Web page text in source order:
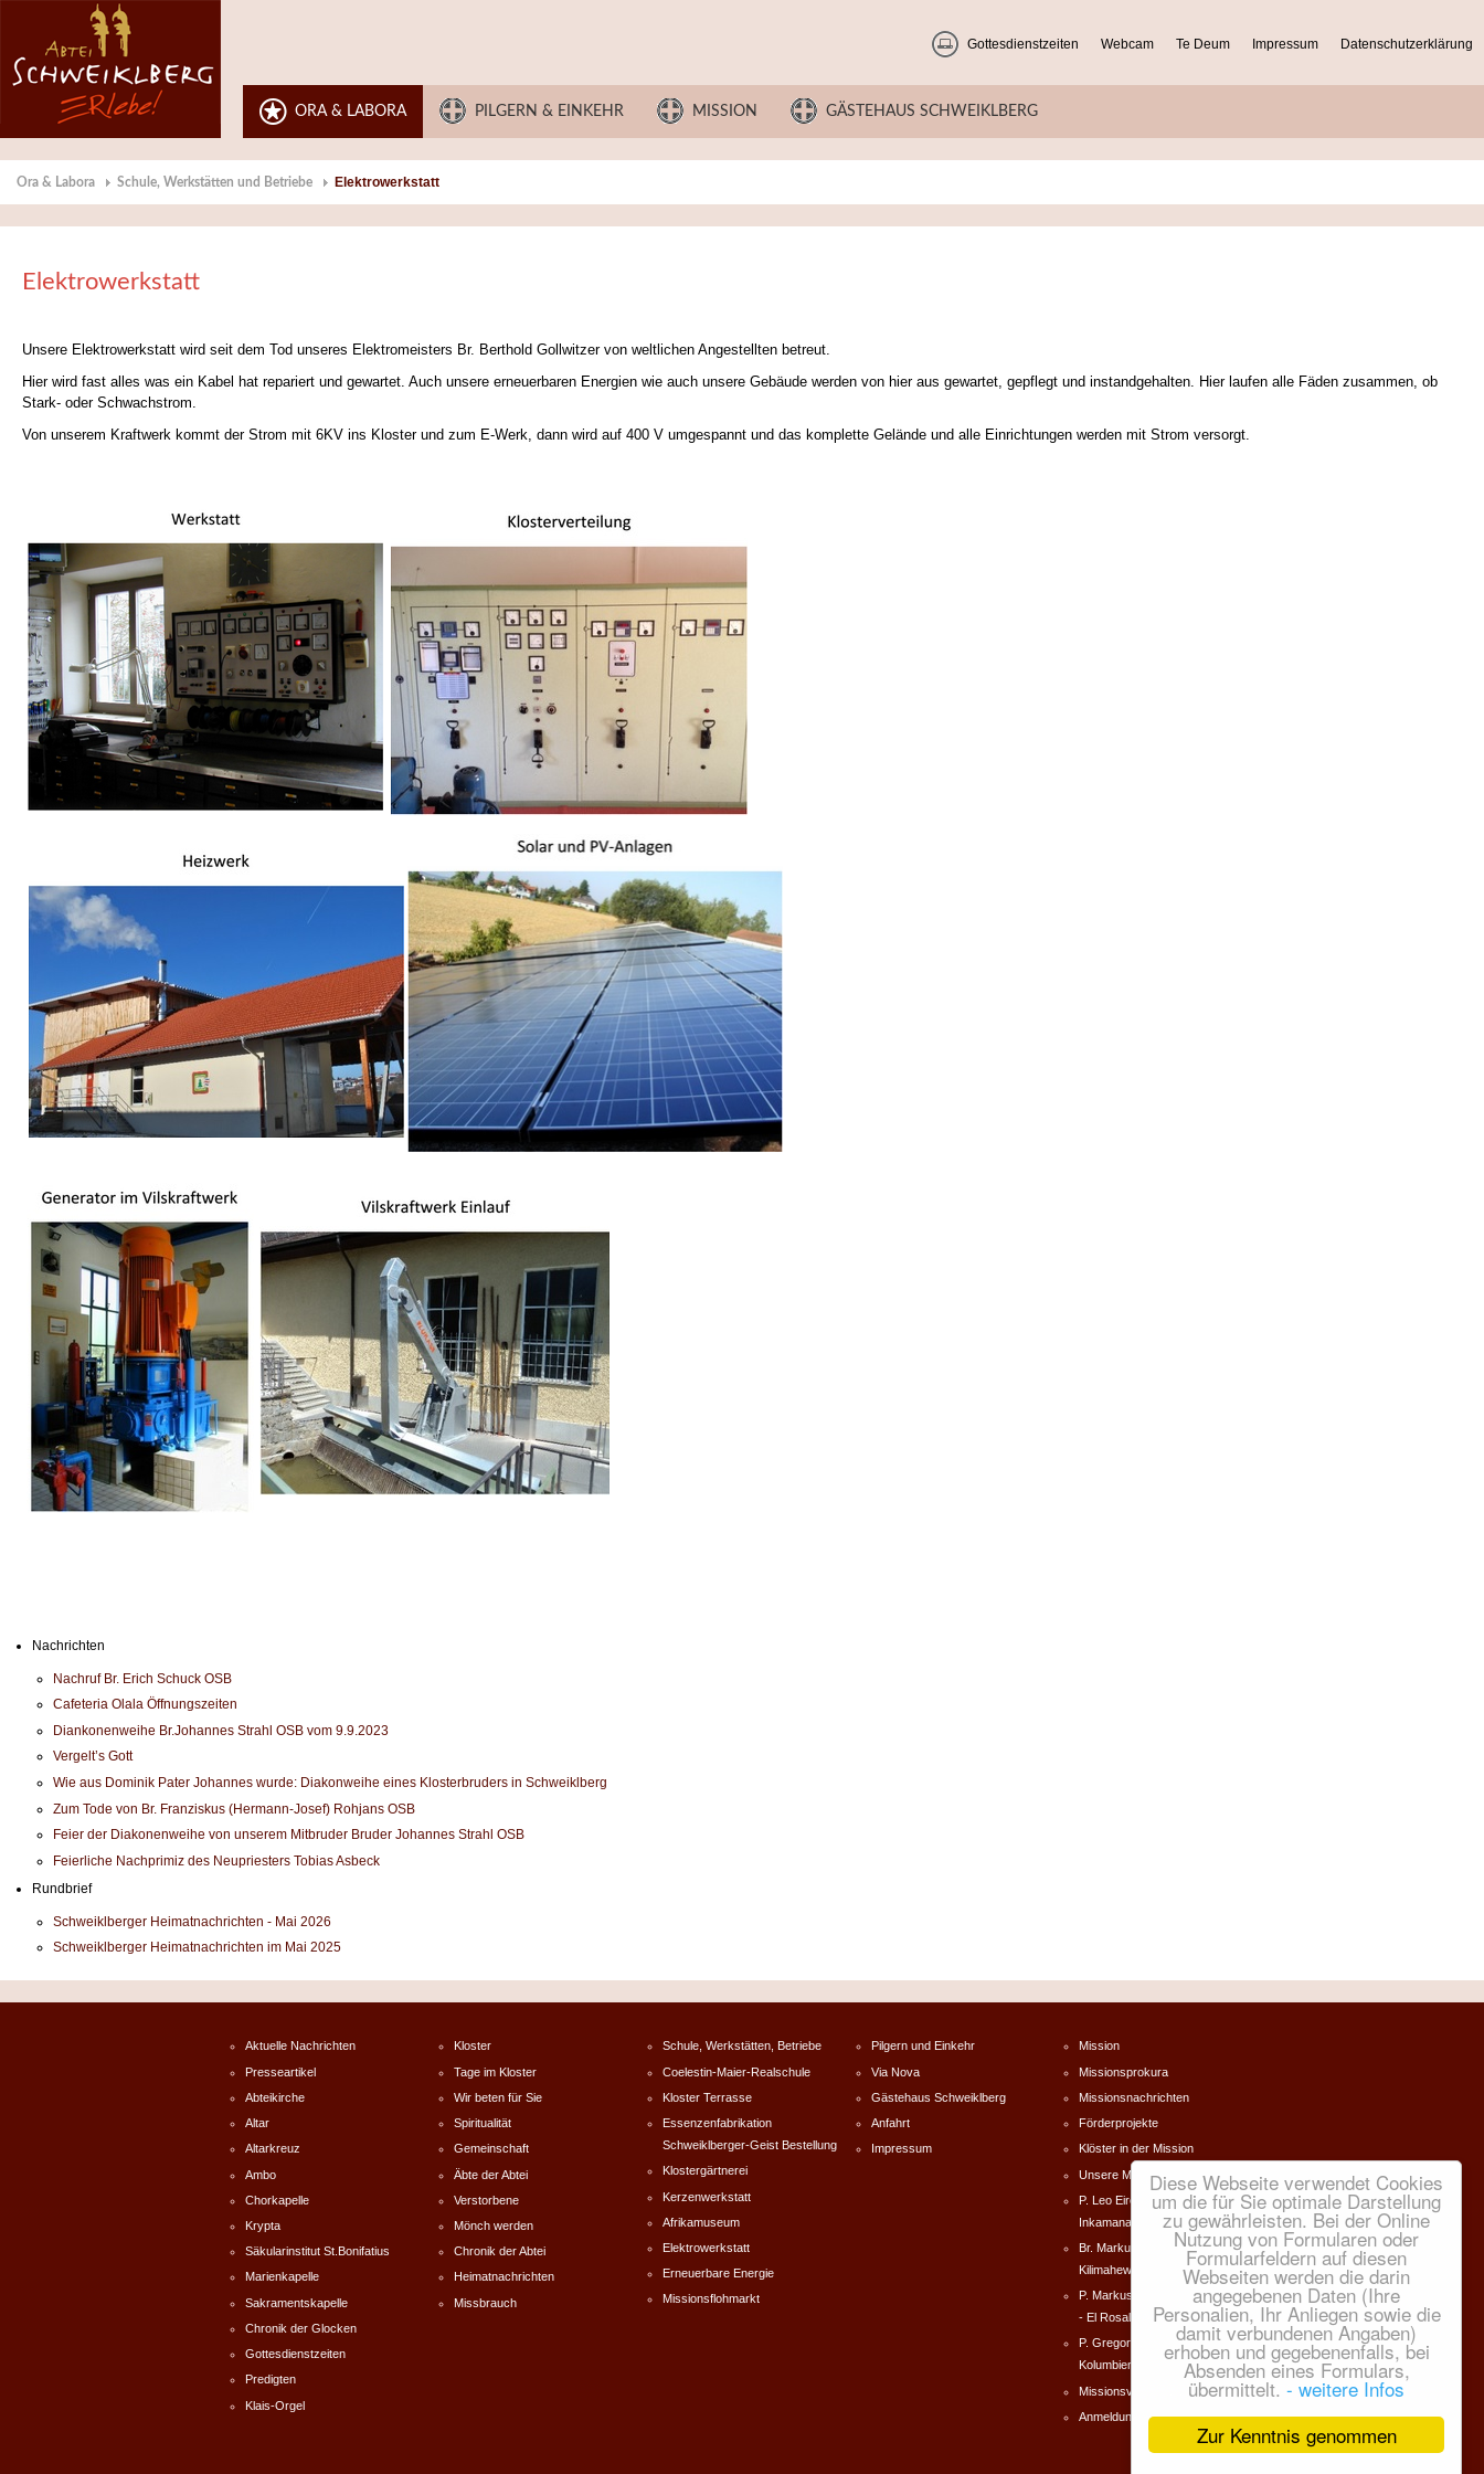
Zur Kenntnis genommen
Diese Webseite verwendet Cookies
um die für Sie optimale Darstellung
zu gewährleisten. Bei der Online
Nutzung von Formularen oder
Formularfeldern auf diesen
Webseiten werden die darin
angegebenen Daten (Ihre
Personalien, Ihr Anliegen sowie die
damit verbundenen Angaben)
erhoben und gegebenenfalls, bei
Absenden eines Formulars,
übermittelt. - weitere Infos
Gottesdienstzeiten Webcam Te Deum Impressum Datenschutzerklärung
ORA & LABORA PILGERN & EINKEHR MISSION GÄSTEHAUS SCHWEIKLBERG
Ora & Labora Schule, Werkstätten und Betriebe Elektrowerkstatt
Elektrowerkstatt
Unsere Elektrowerkstatt wird seit dem Tod unseres Elektromeisters Br. Berthold Gollwitzer von weltlichen Angestellten betreut.
Hier wird fast alles was ein Kabel hat repariert und gewartet. Auch unsere erneuerbaren Energien wie auch unsere Gebäude werden von hier aus gewartet, gepflegt und instandgehalten. Hier laufen alle Fäden zusammen, ob
Stark- oder Schwachstrom.
Von unserem Kraftwerk kommt der Strom mit 6KV ins Kloster und zum E-Werk, dann wird auf 400 V umgespannt und das komplette Gelände und alle Einrichtungen werden mit Strom versorgt.
Nachrichten
Nachruf Br. Erich Schuck OSB
Cafeteria Olala Öffnungszeiten
Diankonenweihe Br.Johannes Strahl OSB vom 9.9.2023
Vergelt’s Gott
Wie aus Dominik Pater Johannes wurde: Diakonweihe eines Klosterbruders in Schweiklberg
Zum Tode von Br. Franziskus (Hermann-Josef) Rohjans OSB
Feier der Diakonenweihe von unserem Mitbruder Bruder Johannes Strahl OSB
Feierliche Nachprimiz des Neupriesters Tobias Asbeck
Rundbrief
Schweiklberger Heimatnachrichten - Mai 2026
Schweiklberger Heimatnachrichten im Mai 2025
Aktuelle Nachrichten
Presseartikel
Abteikirche
Altar
Altarkreuz
Ambo
Chorkapelle
Krypta
Säkularinstitut St.Bonifatius
Marienkapelle
Sakramentskapelle
Chronik der Glocken
Gottesdienstzeiten
Predigten
Klais-Orgel
Kloster
Tage im Kloster
Wir beten für Sie
Spiritualität
Gemeinschaft
Äbte der Abtei
Verstorbene
Mönch werden
Chronik der Abtei
Heimatnachrichten
Missbrauch
Schule, Werkstätten, Betriebe
Coelestin-Maier-Realschule
Kloster Terrasse
Essenzenfabrikation
Schweiklberger-Geist Bestellung
Klostergärtnerei
Kerzenwerkstatt
Afrikamuseum
Elektrowerkstatt
Erneuerbare Energie
Missionsflohmarkt
Pilgern und Einkehr
Via Nova
Gästehaus Schweiklberg
Anfahrt
Impressum
Mission
Missionsprokura
Missionsnachrichten
Förderprojekte
Klöster in der Mission
Unsere Missionare
P. Leo Eireiner Südafrika -
Inkamana
Br. Markus Forster Tanzania -
Kilimahewa
P. Markus Dworschak Kolumbien
- El Rosal
P. Gregor Norbert Zeilinger
Kolumbien - El Rosal
Missionsverein e.V.
Anmeldung